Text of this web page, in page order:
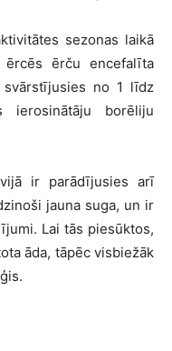
sezonas laikā
ērcēs ērču encefalīta
no 1 līdz
ierosinātāju borēliju
ir parādījusies arī
jauna suga, un ir
Lai tās piesūktos,
āda, tāpēc visbiežāk